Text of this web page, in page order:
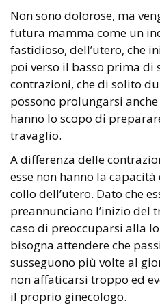
Non sono dolorose, ma
futura mamma come un
fastidioso, dell’utero, che
poi verso il basso prima di
contrazioni, che di solito
possono prolungarsi
hanno lo scopo di
travaglio.
A differenza delle
esse non hanno la
collo dell’utero. Dato che
preannunciano l’inizio del
caso di preoccuparsi alla
bisogna attendere che
susseguono più volte al
non affaticarsi troppo ed
il proprio ginecologo.